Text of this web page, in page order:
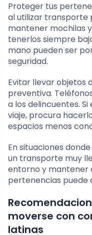
Proteger tus
al utilizar transporte
mantener mochilas
tenerlos siempre
mano pueden ser
seguridad.
Evitar llevar objetos
preventiva.
a los delincuentes.
viaje, procura
espacios menos
En situaciones
un transporte muy
entorno y mantener
pertenencias puede
moverse con
latinas